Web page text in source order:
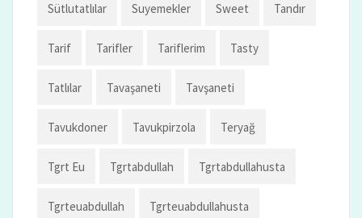
Sütlutatlılar Suyemekler Sweet Tandır
Tarif Tarifler Tariflerim Tasty
Tatlılar Tavaşaneti Tavşaneti
Tavukdoner Tavukpirzola Teryağ
Tgrt Eu Tgrtabdullah Tgrtabdullahusta
Tgrteuabdullah Tgrteuabdullahusta